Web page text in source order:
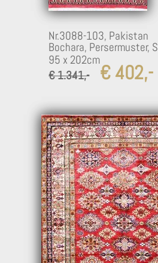
Nr.3088-103, Pakistan
Bochara, Persermuster,
95 x 202cm
€ 1.341,-
€ 402,-